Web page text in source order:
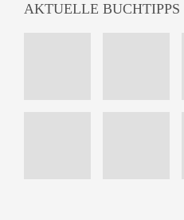
AKTUELLE BUCHTIPPS